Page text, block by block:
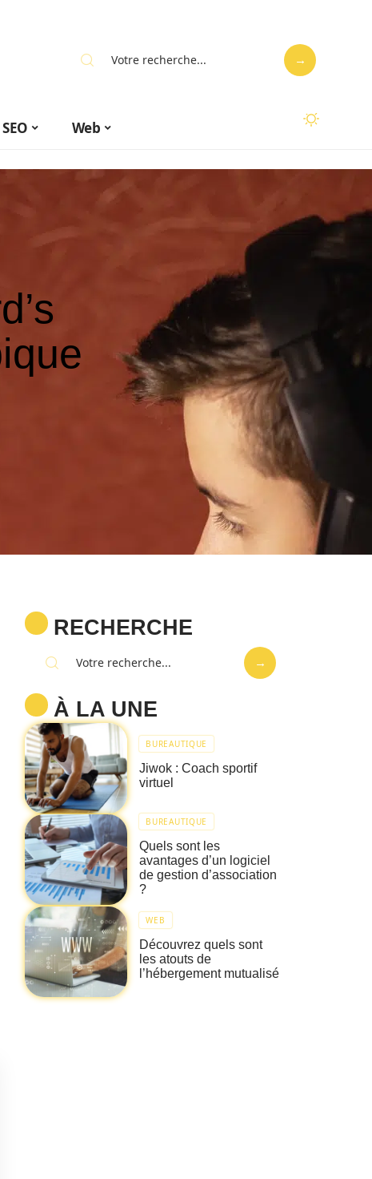
SEO Web
RECHERCHE
À LA UNE
BUREAUTIQUE
Jiwok : Coach sportif
virtuel
BUREAUTIQUE
Quels sont les
avantages d’un logiciel
de gestion d’association
?
WEB
Découvrez quels sont
les atouts de
l’hébergement mutualisé